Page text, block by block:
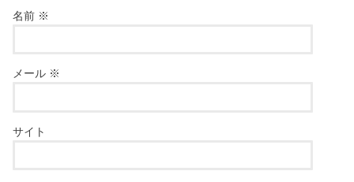
名前 ※
メール ※
サイト